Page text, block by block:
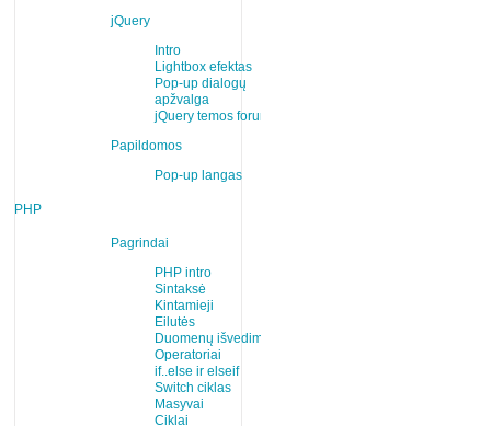
jQuery
Intro
Lightbox efektas
Pop-up dialogų
apžvalga
jQuery temos forume
Papildomos
Pop-up langas
PHP
Pagrindai
PHP intro
Sintaksė
Kintamieji
Eilutės
Duomenų išvedimas
Operatoriai
if..else ir elseif
Switch ciklas
Masyvai
Ciklai